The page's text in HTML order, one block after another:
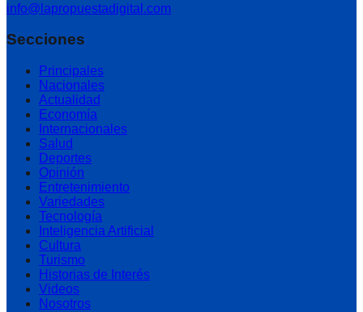
info@lapropuestadigital.com
Secciones
Principales
Nacionales
Actualidad
Economía
Internacionales
Salud
Deportes
Opinión
Entretenimiento
Variedades
Tecnología
Inteligencia Artificial
Cultura
Turismo
Historias de Interés
Videos
Nosotros